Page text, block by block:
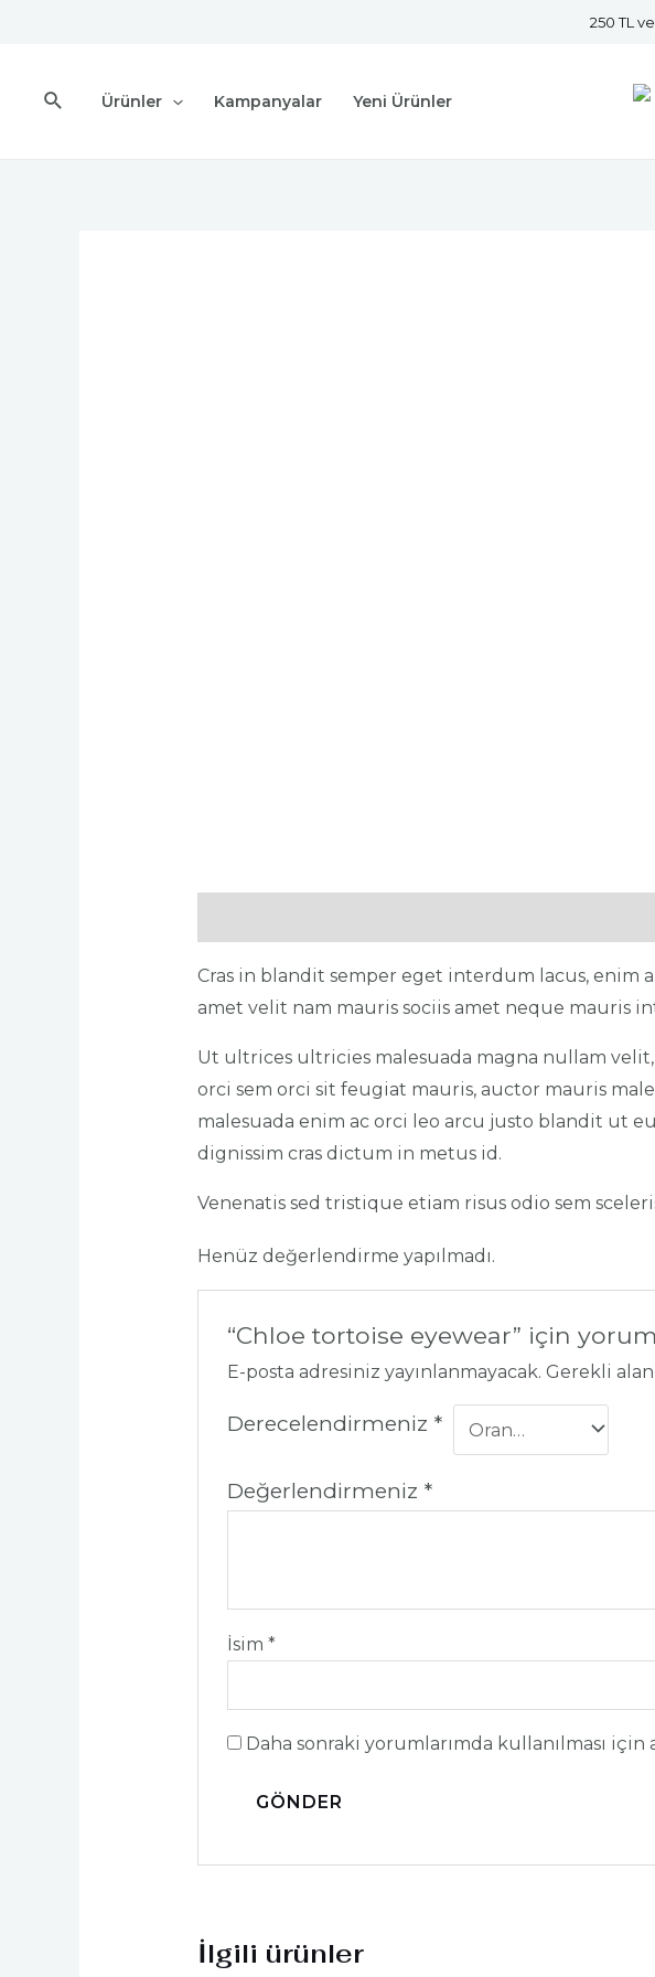
250 TL
Ürünler Kampanyalar Yeni Ürünler
Cras in blandit semper eget interdum lacus,
amet velit nam mauris sociis amet neque mauris
Ut ultrices ultricies malesuada magna nullam
orci sem orci sit feugiat mauris, auctor mauris
malesuada enim ac orci leo arcu justo blandit ut
dignissim cras dictum in metus id.
Venenatis sed tristique etiam risus odio sem
Henüz değerlendirme yapılmadı.
“Chloe tortoise eyewear” için
E-posta adresiniz yayınlanmayacak. Gerekli
Derecelendirmeniz *
Değerlendirmeniz *
İsim*
Daha sonraki yorumlarımda kullanılması
İlgili ürünler